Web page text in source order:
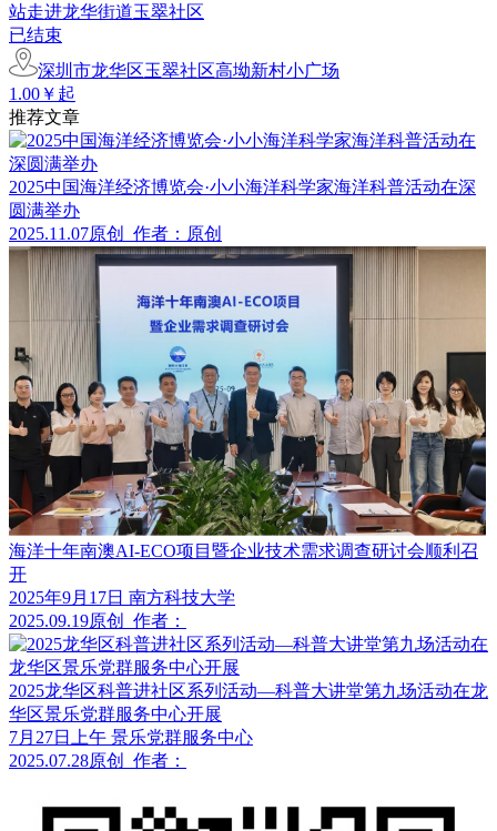
站走进龙华街道玉翠社区
已结束
深圳市龙华区玉翠社区高坳新村小广场
1.00￥起
推荐文章
2025中国海洋经济博览会·小小海洋科学家海洋科普活动在深
圆满举办
2025.11.07原创 作者：原创
海洋十年南澳AI-ECO项目暨企业技术需求调查研讨会顺利召
开
2025年9月17日 南方科技大学
2025.09.19原创 作者：
2025龙华区科普进社区系列活动—科普大讲堂第九场活动在龙
华区景乐党群服务中心开展
7月27日上午 景乐党群服务中心
2025.07.28原创 作者：